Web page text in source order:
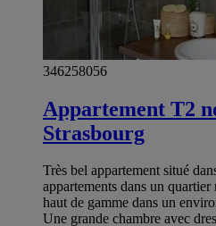
346258056
Appartement T2
Strasbourg
Très bel appartement situé
appartements dans un
haut de gamme dans un
Une grande chambre avec